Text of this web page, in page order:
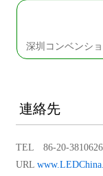
深圳コンベンシ
連絡先
TEL 86-20-
URL